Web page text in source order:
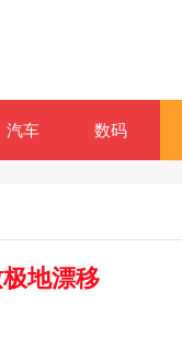
汽车 数码
地漂移